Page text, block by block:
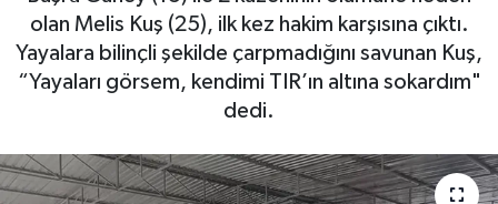
olan Melis Kuş (25), ilk kez hakim karşısına çıktı.
Yayalara bilinçli şekilde çarpmadığını savunan Kuş,
“Yayaları görsem, kendimi TIR’ın altına sokardım"
dedi.
Haberde İnsan
Kültür Sanat
Manşet Altı